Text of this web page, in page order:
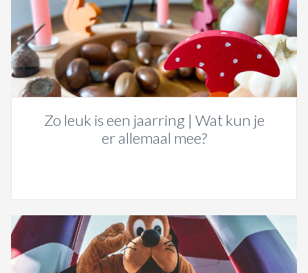
Zo leuk is een jaarring | Wat kun je
er allemaal mee?